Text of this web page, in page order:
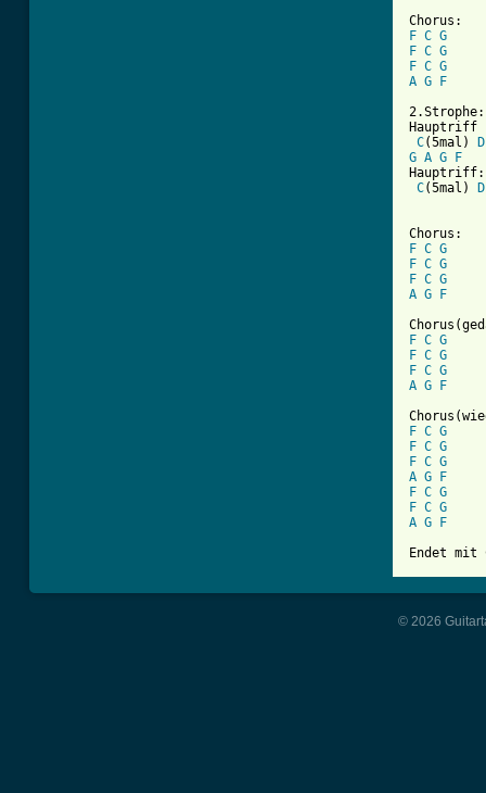
F C G
F C G
F C G
A G
F
2.Strophe:
Hauptriff
C(5mal) D
G A G
F
Hauptriff:
C(5mal) D
F C G
F C G
F C G
A G F
F C G
F C G
F C G
A G F
F C G
F C G
F C G
A G
F
F C G
F C G
A G F
© 2026